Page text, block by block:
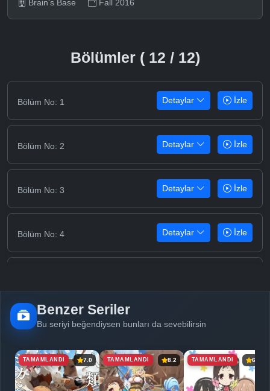
Brain's Base Fall 2016
Bölümler ( 12 / 12)
Bölüm No: 1 Detaylar İzle
Bölüm No: 2 Detaylar İzle
Bölüm No: 3 Detaylar İzle
Bölüm No: 4 Detaylar İzle
Bölüm No: 6 Detaylar
Bölüm No: 7 Detaylar İzle
Benzer Seriler
Bu seriyi beğendiysen bunları da sevebilirsin
TAMAMLANDI 7.0 TAMAMLANDI 8.2 TAMAMLANDI 6.5